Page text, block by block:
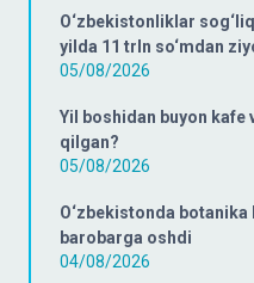
O‘zbekistonliklar
yilda 11 trln so‘mdan
05/08/2026
Yil boshidan buyon
qilgan?
05/08/2026
O‘zbekistonda
barobarga oshdi
04/08/2026